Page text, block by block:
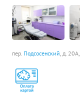
пер. Подсосенский, д. 20А,